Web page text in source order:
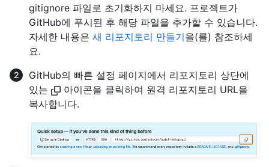
gitignore 파일로 초기화하지 마세요. 프로젝트가
GitHub에 푸시된 후 해당 파일을 추가할 수 있습니다.
자세한 내용은 새 리포지토리 만들기을(를) 참조하세
요.
GitHub의 빠른 설정 페이지에서 리포지토리 상단에
있는
아이콘을 클릭하여 원격 리포지토리 URL을
복사합니다.